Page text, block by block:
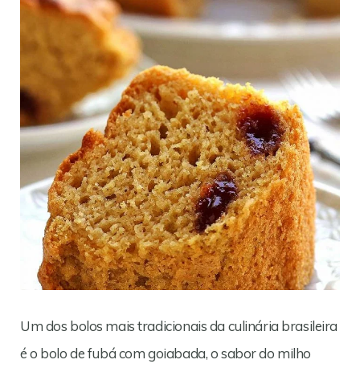
Um dos bolos mais tradicionais da culinária brasileira
é o bolo de fubá com goiabada, o sabor do milho